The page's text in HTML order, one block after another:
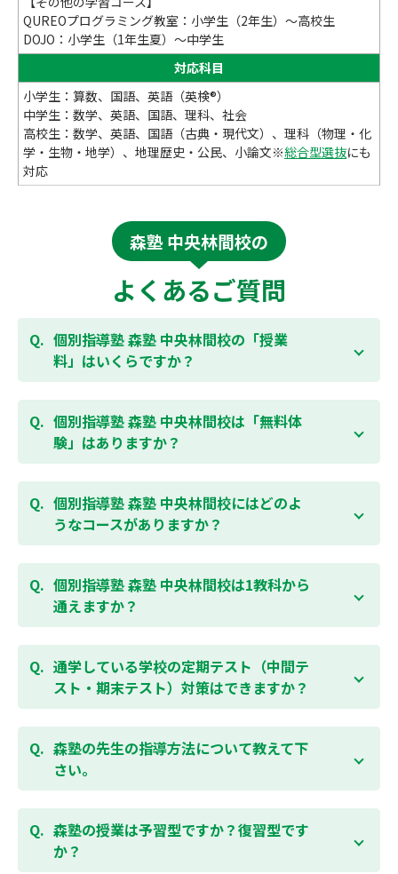
QUREOプログラミング教室：小学生（2年生）～高校生
DOJO：小学生（1年生夏）～中学生
対応科目
小学生：算数、国語、英語（英検®）
中学生：数学、英語、国語、理科、社会
高校生：数学、英語、国語（古典・現代文）、理科（物理・化
学・生物・地学）、地理歴史・公民、小論文※総合型選抜にも
対応
森塾 中央林間校の
よくあるご質問
個別指導塾 森塾 中央林間校の「授業
料」はいくらですか？
お子様の学年やご状況、校舎によって変わりますの
で、以下より、お気軽にお問合わせください。個別指
導塾 森塾の授業料はこちらのページ
よりお問合わせく
ださい。自動返信メールで【すぐ】にご確認いただけ
個別指導塾 森塾 中央林間校は「無料体
験」はありますか？
通常期には最大1ヶ月の無料体験を受付しておりま
す。また、春休み、夏休み、冬休みの講習では「4日
間～5日間の無料体験」授業を受けていただくことが
可能です。個別指導塾 森塾 中央林間校の無料体験につ
ます。
個別指導塾 森塾 中央林間校にはどのよ
うなコースがありますか？
個別指導塾 森塾 中央林間校では、小学生・中学生・
高校生のコースがあり、それぞれ学校のテストの点数
アップを目的としたコースとなっております。その
他、小学生用の英検®対策や、基礎学力を身につける
で、詳細は校舎にお問合わせください。
お問合わせはこちら
個別指導塾 森塾 中央林間校は1教科から
通えますか？
はい、1教科、週1日から受講いただけます。自分から
勉強できる習慣をつけるために最初は1から2教科での
受講をおすすめしております。まずはお気軽にご相談
ください。
ご相談（お問合わせ）はこちら
通学している学校の定期テスト（中間テ
スト・期末テスト）対策はできますか？
お子様お一人おひとりの学校進度やテスト範囲にあわ
せて授業をすすめますので、定期テスト対策に繋がり
ます。森塾では、テスト直前に自分の予定にあわせ
て、テスト対策授業の追加ができます。 受講中の科目
ど）も可能です。 普段忙しくてなかなか手が回らない
科目も、テスト前に集中して対策できると好評です。
森塾の先生の指導方法について教えて下
さい。
「質量ともに日本一」と自負する研修制度を受け、知
識や教え方を習得した先生が、一人ひとりの能力、個
性に合わせて個別指導いたします。先生とお子様の相
性を大切にするために、相性が合わなければ先生変更
森塾の授業は予習型ですか？復習型です
か？